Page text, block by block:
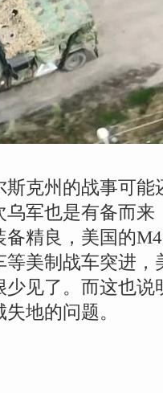
克州的战事可
军也是有备而
精良，美国的
美制战车突进
见了。而这也
地的问题。